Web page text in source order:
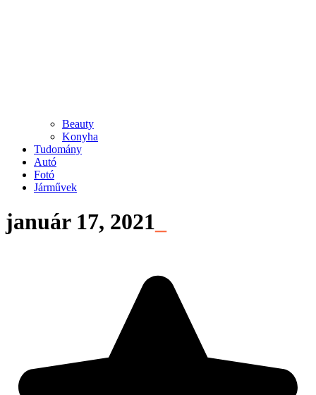
Beauty
Konyha
Tudomány
Autó
Fotó
Járművek
január 17, 2021